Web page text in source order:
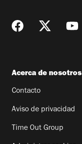
Acerca de nosotros
Contacto
Aviso de privacidad
Time Out Group